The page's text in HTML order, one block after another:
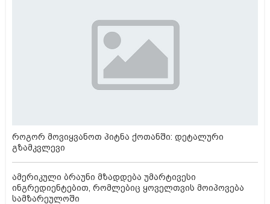
როგორ მოვიყვანოთ პიტნა ქოთანში: დეტალური
გზამკვლევი
ამერიკული ბრაუნი მზადდება უმარტივესი
ინგრედიენტებით, რომლებიც ყოველთვის მოიპოვება
სამზარეულოში